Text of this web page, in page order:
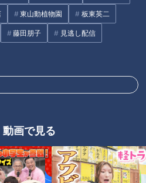
東山動植物園 板東英二
藤田朋子 見逃し配信
動画で見る
真っ最中ママの戦い
キャンセル待ち2000組！？子ど
もも親ものびのび過ごせる“保育